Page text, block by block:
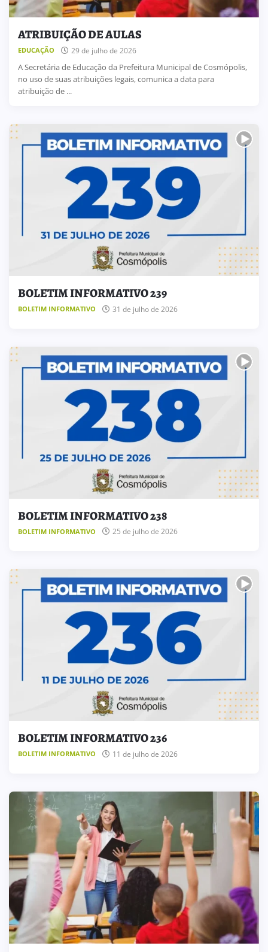
ATRIBUIÇÃO DE AULAS
EDUCAÇÃO 29 de julho de 2026
A Secretária de Educação da Prefeitura Municipal de Cosmópolis,
no uso de suas atribuições legais, comunica a data para
atribuição de ...
BOLETIM INFORMATIVO 239
BOLETIM INFORMATIVO 31 de julho de 2026
BOLETIM INFORMATIVO 238
BOLETIM INFORMATIVO 25 de julho de 2026
BOLETIM INFORMATIVO 236
BOLETIM INFORMATIVO 11 de julho de 2026